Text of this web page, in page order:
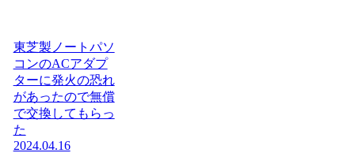
東芝製ノートパソ
コンのACアダプ
ターに発火の恐れ
があったので無償
で交換してもらっ
た
2024.04.16